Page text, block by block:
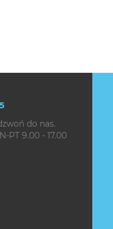
do nas.
PT 9.00 - 17.00